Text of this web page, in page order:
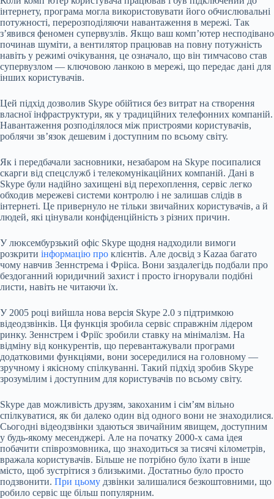
інтернету, програма могла використовувати його обчислювальні
потужності, перерозподіляючи навантаження в мережі. Так
з’явився феномен супервузлів. Якщо ваш комп’ютер несподівано
починав шуміти, а вентилятор працював на повну потужність
навіть у режимі очікування, це означало, що він тимчасово став
супервузлом — ключовою ланкою в мережі, що передає дані для
інших користувачів.
Цей підхід дозволив Skype обійтися без витрат на створення
власної інфраструктури, як у традиційних телефонних компаній.
Навантаження розподілялося між пристроями користувачів,
роблячи зв’язок дешевим і доступним по всьому світу.
Як і передбачали засновники, незабаром на Skype посипалися
скарги від спецслужб і телекомунікаційних компаній. Дані в
Skype були надійно захищені від перехоплення, сервіс легко
обходив мережеві системи контролю і не залишав слідів в
інтернеті. Це привернуло не тільки звичайних користувачів, а й
людей, які цінували конфіденційність з різних причин.
У люксембурзький офіс Skype щодня надходили вимоги
розкрити інформацію про клієнтів. Але досвід з Kazaa багато
чому навчив Зеннстрема і Фрііса. Вони заздалегідь подбали про
бездоганний юридичний захист і просто ігнорували подібні
листи, навіть не читаючи їх.
У 2005 році вийшла нова версія Skype 2.0 з підтримкою
відеодзвінків. Ця функція зробила сервіс справжнім лідером
ринку. Зеннстрем і Фріїс зробили ставку на мінімалізм. На
відміну від конкурентів, що перевантажували програми
додатковими функціями, вони зосередилися на головному —
зручному і якісному спілкуванні. Такий підхід зробив Skype
зрозумілим і доступним для користувачів по всьому світу.
Skype дав можливість друзям, закоханим і сім’ям вільно
спілкуватися, як би далеко один від одного вони не знаходилися.
Сьогодні відеодзвінки здаються звичайним явищем, доступним
у будь-якому месенджері. Але на початку 2000-х сама ідея
побачити співрозмовника, що знаходиться за тисячі кілометрів,
вражала користувачів. Більше не потрібно було їхати в інше
місто, щоб зустрітися з близькими. Достатньо було просто
подзвонити. При цьому дзвінки залишалися безкоштовними, що
робило сервіс ще більш популярним.